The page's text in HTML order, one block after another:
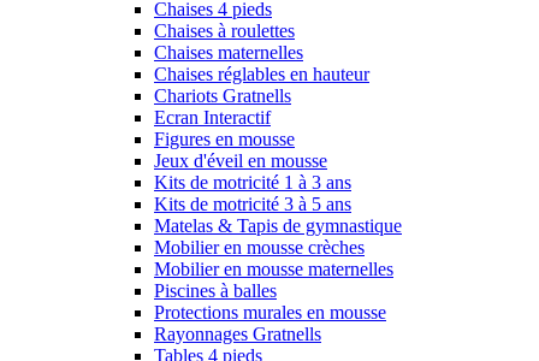
Chaises 4 pieds
Chaises à roulettes
Chaises maternelles
Chaises réglables en hauteur
Chariots Gratnells
Ecran Interactif
Figures en mousse
Jeux d'éveil en mousse
Kits de motricité 1 à 3 ans
Kits de motricité 3 à 5 ans
Matelas & Tapis de gymnastique
Mobilier en mousse crèches
Mobilier en mousse maternelles
Piscines à balles
Protections murales en mousse
Rayonnages Gratnells
Tables 4 pieds